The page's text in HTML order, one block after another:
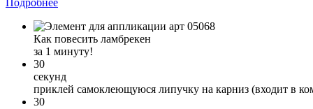
Как повесить ламбрекен
за 1 минуту!
30
секунд
приклей самоклеющуюся липучку на карниз (входит в
30